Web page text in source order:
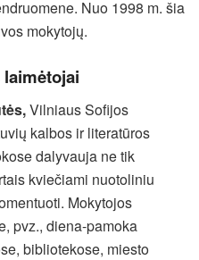
Nuo 1998 m. šia
mokytojų.
s,Vilniaus Sofijos
kalbos ir literatūros
dalyvauja ne tik
kviečiami nuotoliniu
Mokytojos
pvz., diena-pamoka
bibliotekose, miesto